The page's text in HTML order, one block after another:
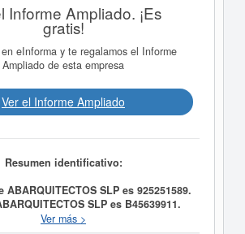
Informe Ampliado. ¡Es
gratis!
eInforma y te regalamos el Informe
Ampliado de esta empresa
Ver el Informe Ampliado
Resumen identificativo:
SLP es 925251589.
SLP es B45639911.
el 11/01/2007, la compañia
Ver más >